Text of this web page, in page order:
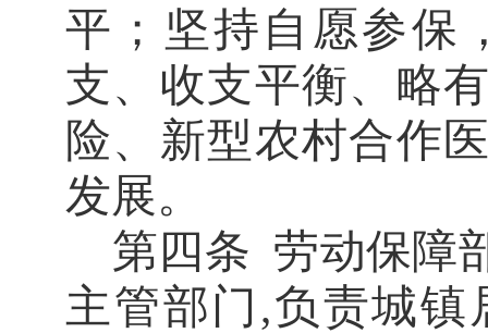
平；坚持自愿参保
支、收支平衡、略
险、新型农村合作
发展。
第四条 劳动保障
主管部门 ,负责城镇